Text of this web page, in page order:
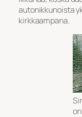
autonikkunoista
kirkkaampana.